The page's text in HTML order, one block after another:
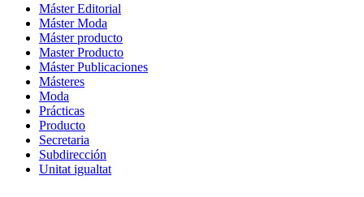
Máster Editorial
Máster Moda
Máster producto
Master Producto
Máster Publicaciones
Másteres
Moda
Prácticas
Producto
Secretaria
Subdirección
Unitat igualtat